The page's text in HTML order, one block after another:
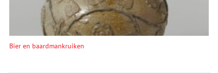
Bier en baardmankruiken